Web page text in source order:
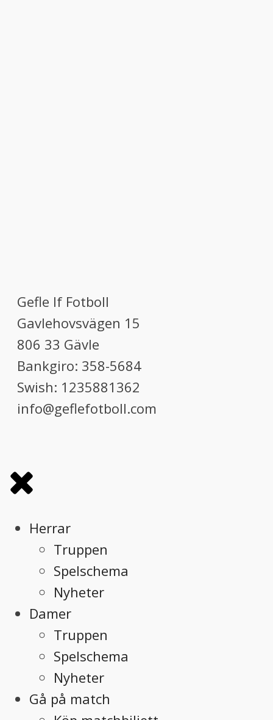
Gefle If Fotboll
Gavlehovsvägen 15
806 33 Gävle
Bankgiro: 358-5684
Swish: 1235881362
info@geflefotboll.com
Herrar
Truppen
Spelschema
Nyheter
Damer
Truppen
Spelschema
Nyheter
Gå på match